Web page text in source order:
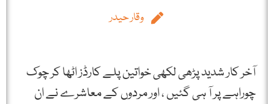
وقار حیدر
آخر کار شدید پڑھی لکھی خواتین پلے کارڈز اٹھا کر چوک
چوراہے پر آ ہی گئیں ، اور مردوں کے معاشرے نے ان